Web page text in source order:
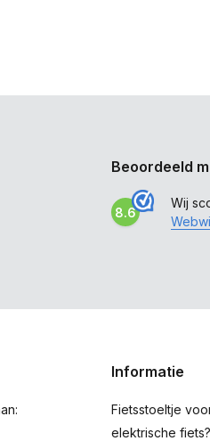
Beoordeeld
8.6
Wij
Informatie
Fietsstoeltje
elektrische fiets?